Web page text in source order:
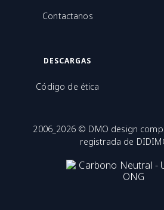
Contactanos
DESCARGAS
Código de ética
2006_2026 © DMO design
registrada de DIDIMO